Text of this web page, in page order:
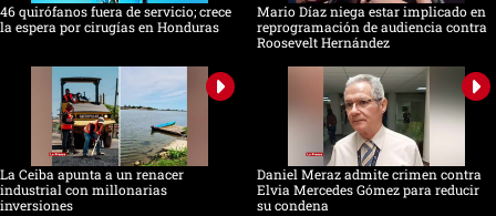
46 quirófanos fuera de servicio; crece
la espera por cirugías en Honduras
Mario Díaz niega estar implicado en
reprogramación de audiencia contra
Roosevelt Hernández
La Ceiba apunta a un renacer
industrial con millonarias
inversiones
Daniel Meraz admite crimen contra
Elvia Mercedes Gómez para reducir
su condena